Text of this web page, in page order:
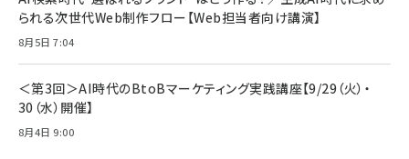
られる次世代Web制作フロー【Web担当者向け講演】
8月5日 7:04
＜第3回＞AI時代のBtoBマーケティング実践講座【9/29（火）・
30（水）開催】
8月4日 9:00